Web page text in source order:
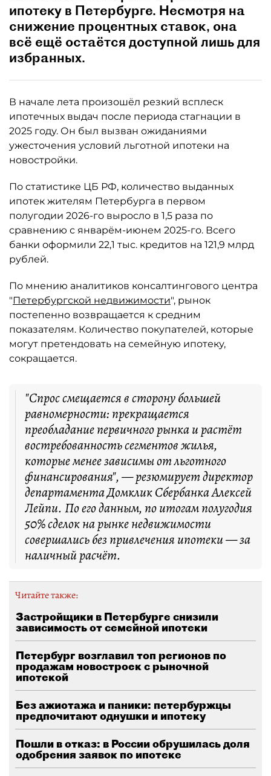
ипотеку в Петербурге. Несмотря на
снижение процентных ставок, она
всё ещё остаётся доступной лишь для
избранных.
В начале лета произошёл резкий всплеск
ипотечных выдач после периода стагнации в
2025 году. Он был вызван ожиданиями
ужесточения условий льготной ипотеки на
новостройки.
По статистике ЦБ РФ, количество выданных
ипотек жителям Петербурга в первом
полугодии 2026-го выросло в 1,5 раза по
сравнению с январём-июнем 2025-го. Всего
банки оформили 22,1 тыс. кредитов на 121,9 млрд
рублей.
По мнению аналитиков консалтингового центра
"Петербургской недвижимости", рынок
постепенно возвращается к средним
показателям. Количество покупателей, которые
могут претендовать на семейную ипотеку,
сокращается.
"Спрос смещается в сторону большей
равномерности: прекращается
преобладание первичного рынка и растёт
востребованность сегментов жилья,
которые менее зависимы от льготного
финансирования", — резюмирует директор
департамента Домклик Сбербанка Алексей
Лейпи. По его данным, по итогам полугодия
50% сделок на рынке недвижимости
совершались без привлечения ипотеки — за
наличный расчёт.
Читайте также:
Застройщики в Петербурге снизили
зависимость от семейной ипотеки
Петербург возглавил топ регионов по
продажам новостроек с рыночной
ипотекой
Без ажиотажа и паники: петербуржцы
предпочитают однушки и ипотеку
Пошли в отказ: в России обрушилась доля
одобрения заявок по ипотеке